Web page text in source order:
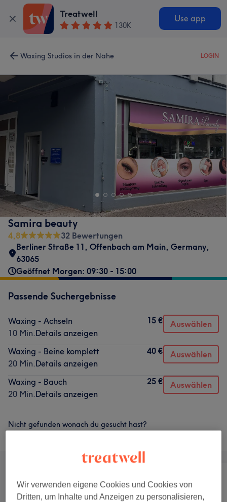
Treatwell
130K
Use app
Waxing Studios in der Nähe LOGIN
Samira beauty
4,8
32 Bewertungen
Berliner Straße 11, Offenbach am Main, Germany,
63065
Geöffnet Morgen: 09:30 - 15:00
Passende Suchergebnisse
Waxing - Achseln
10 Min.Details anzeigen
15 € Auswählen
Waxing - Beine komplett
20 Min.Details anzeigen
40 € Auswählen
Waxing - Bauch
20 Min.Details anzeigen
25 € Auswählen
Nicht gefunden wonach du gesucht hast?
Alle Haarentfernung Gesicht
Wir verwenden eigene Cookies und Cookies von
Dritten, um Inhalte und Anzeigen zu personalisieren,